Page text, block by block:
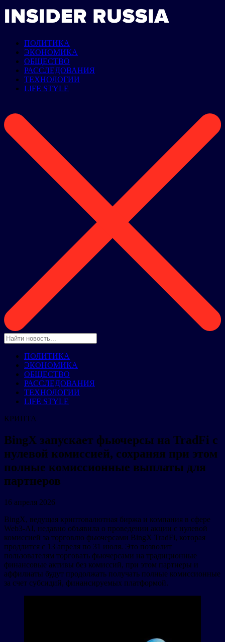
ПОЛИТИКА
ЭКОНОМИКА
ОБЩЕСТВО
РАССЛЕДОВАНИЯ
ТЕХНОЛОГИИ
LIFE STYLE
ПОЛИТИКА
ЭКОНОМИКА
ОБЩЕСТВО
РАССЛЕДОВАНИЯ
ТЕХНОЛОГИИ
LIFE STYLE
КРИПТА
BingX запускает фьючерсы на TradFi с
нулевой комиссией, сохраняя при этом
полные комиссионные выплаты для
партнеров
16 апреля 2026
BingX, ведущая криптовалютная биржа и компания в сфере
Web3-AI, недавно объявила о проведении акции с нулевой
комиссией за торговлю фьючерсами BingX TradFi, которая
продлится с 13 апреля по 31 июля. Это позволит
пользователям торговать фьючерсами на традиционные
финансовые активы без комиссий, при этом партнеры и
аффилиаты будут продолжать получать полные комиссионные
за счет субсидий, финансируемых платформой.